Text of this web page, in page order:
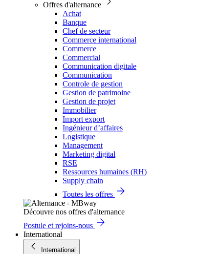
Offres d'alternance
Achat
Banque
Chef de secteur
Commerce international
Commerce
Commercial
Communication digitale
Communication
Controle de gestion
Gestion de patrimoine
Gestion de projet
Immobilier
Import export
Ingénieur d’affaires
Logistique
Management
Marketing digital
RSE
Ressources humaines (RH)
Supply chain
Toutes les offres
Découvre nos offres d'alternance
Postule et rejoins-nous
International
International